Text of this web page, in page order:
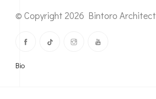
© Copyright 2026 Bintoro Architect
Bio